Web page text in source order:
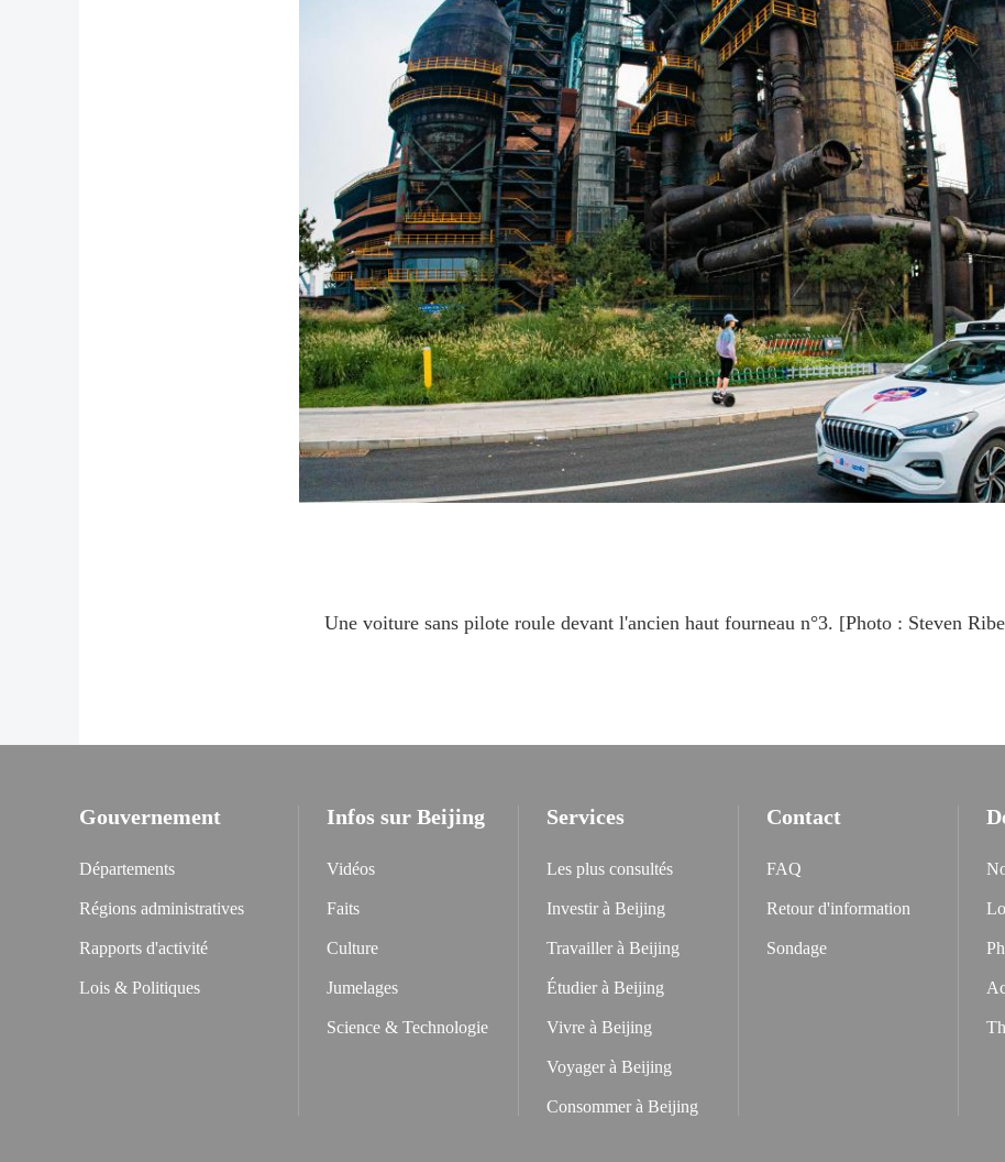
Une voiture sans pilote roule devant l'ancien haut fourneau n°3. [Photo : Steven
Gouvernement
Départements
Régions administratives
Rapports d'activité
Lois & Politiques
Infos sur Beijing
Vidéos
Faits
Culture
Jumelages
Science & Technologie
Services
Les plus consultés
Investir à Beijing
Travailler à Beijing
Étudier à Beijing
Vivre à Beijing
Voyager à Beijing
Consommer à Beijing
Contact
FAQ
Retour d'information
Sondage